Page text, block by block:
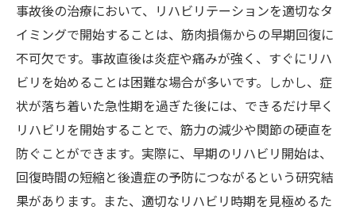
事故後の治療において、リハビリテーションを適切なタ
イミングで開始することは、筋肉損傷からの早期回復に
不可欠です。事故直後は炎症や痛みが強く、すぐにリハ
ビリを始めることは困難な場合が多いです。しかし、症
状が落ち着いた急性期を過ぎた後には、できるだけ早く
リハビリを開始することで、筋力の減少や関節の硬直を
防ぐことができます。実際に、早期のリハビリ開始は、
回復時間の短縮と後遺症の予防につながるという研究結
果があります。また、適切なリハビリ時期を見極めるた